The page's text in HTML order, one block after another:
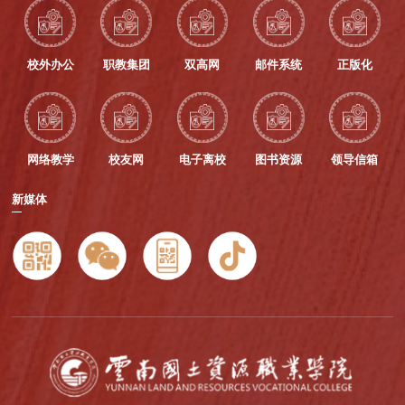
校外办公 职教集团 双高网 邮件系统 正版化
网络教学 校友网 电子离校 图书资源 领导信箱
新媒体